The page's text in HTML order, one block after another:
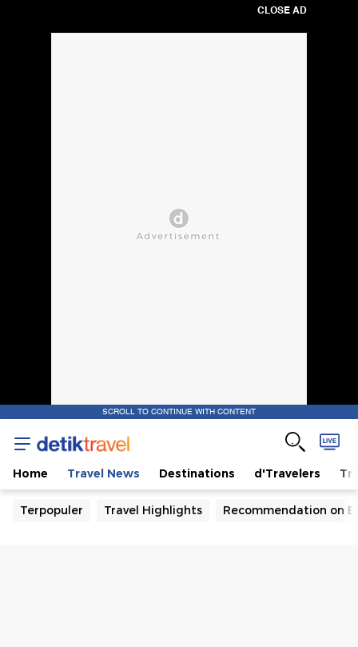
CLOSE AD
SCROLL TO CONTINUE WITH CONTENT
Home Travel News Destinations d'Travelers
Terpopuler Travel Highlights Recommendation on